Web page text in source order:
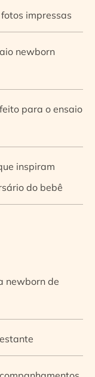
impressas
newborn
para o ensaio
inspiram
do bebê
newborn de